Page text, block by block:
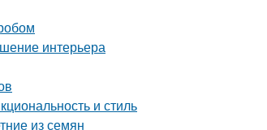
интерьера
и стиль
из семян